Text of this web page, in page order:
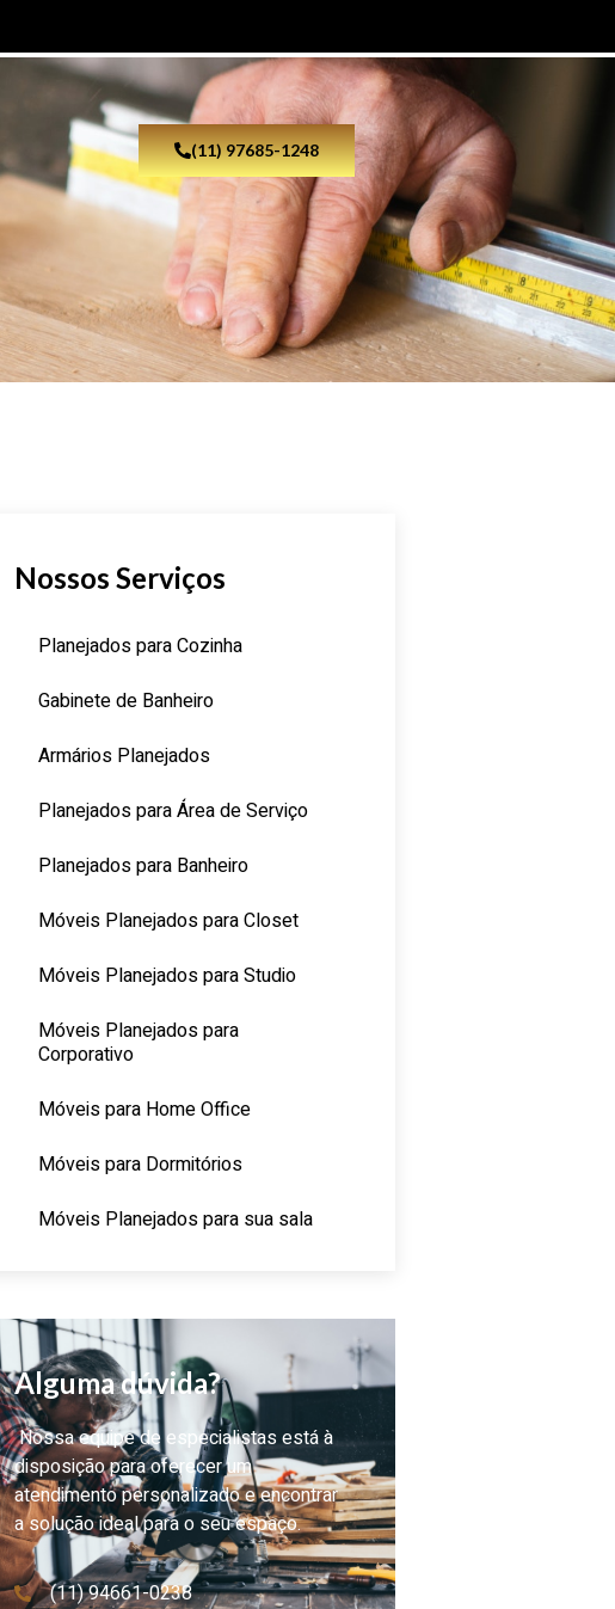
(11) 97685-1248
Nossos Serviços
Planejados para Cozinha
Gabinete de Banheiro
Armários Planejados
Planejados para Área de Serviço
Planejados para Banheiro
Móveis Planejados para Closet
Móveis Planejados para Studio
Móveis Planejados para
Corporativo
Móveis para Home Office
Móveis para Dormitórios
Móveis Planejados para sua sala
Alguma dúvida?
Nossa equipe de especialistas está à
disposição para oferecer um
atendimento personalizado e encontrar
a solução ideal para o seu espaço.
(11) 94661-0238